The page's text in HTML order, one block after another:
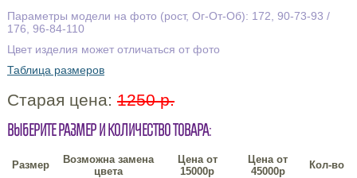
Параметры модели на фото (рост, Ог-От-Об): 172, 90-73-93 /
176, 96-84-110
Цвет изделия может отличаться от фото
Таблица размеров
Старая цена: 1250 р.
Выберите размер и количество товара:
Размер
Возможна замена
цвета
Цена от
15000р
Цена от
45000р
Кол-во